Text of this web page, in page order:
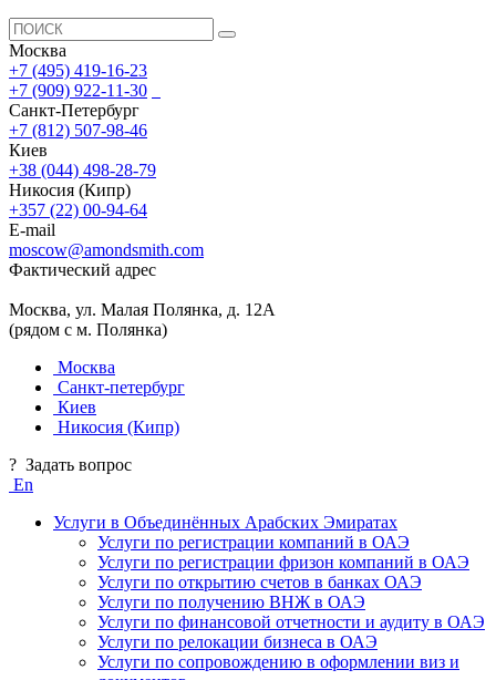
Москва
+7 (495) 419-16-23
+7 (909) 922-11-30
Санкт-Петербург
+7 (812) 507-98-46
Киев
+38 (044) 498-28-79
Никосия (Кипр)
+357 (22) 00-94-64
E-mail
moscow@amondsmith.com
Фактический адрес
Москва, ул. Малая Полянка, д. 12А
(рядом с м. Полянка)
Москва
Санкт-петербург
Киев
Никосия (Кипр)
? Задать вопрос
En
Услуги в Объединённых Арабских Эмиратах
Услуги по регистрации компаний в ОАЭ
Услуги по регистрации фризон компаний в ОАЭ
Услуги по открытию счетов в банках ОАЭ
Услуги по получению ВНЖ в ОАЭ
Услуги по финансовой отчетности и аудиту в ОАЭ
Услуги по релокации бизнеса в ОАЭ
Услуги по сопровождению в оформлении виз и